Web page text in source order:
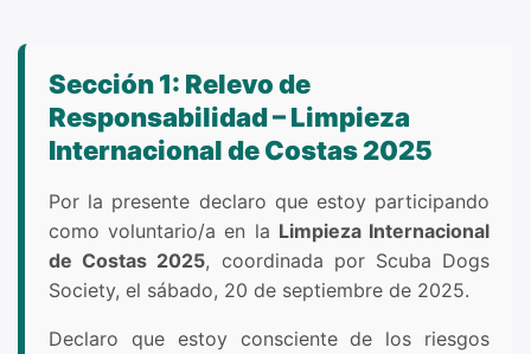
Sección 1: Relevo de
Responsabilidad – Limpieza
Internacional de Costas 2025
Por la presente declaro que estoy participando
como voluntario/a en la Limpieza Internacional
de Costas 2025, coordinada por Scuba Dogs
Society, el sábado, 20 de septiembre de 2025.
Declaro que estoy consciente de los riesgos